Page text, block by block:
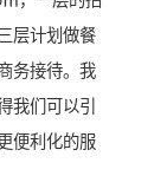
层计划做餐
务接待。我
我们可以引
便利化的服